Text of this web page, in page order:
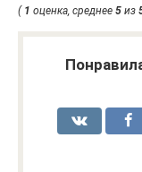
( 1 оценка, среднее 5 из